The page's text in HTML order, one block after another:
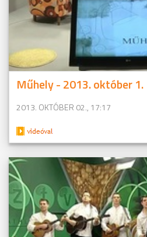
Műhely - 2013. október 1.
2013. OKTÓBER 02., 17:17